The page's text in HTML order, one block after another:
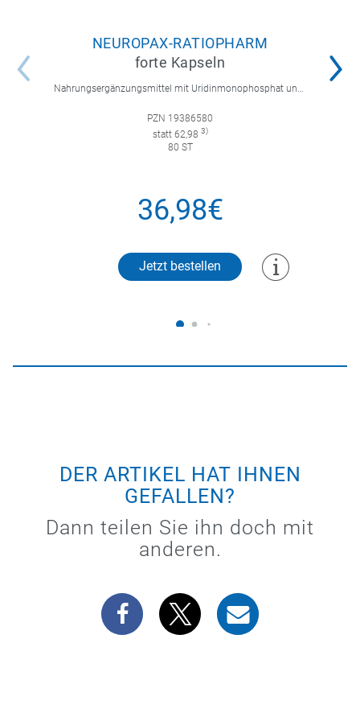
NEUROPAX-RATIOPHARM
forte Kapseln
Nahrungsergänzungsmittel mit Uridinmonophosphat und B-Vitaminen zur Unterstützung der Nervenregeneration.
PZN 19386580
statt 62,98 3)
80 ST
36,98€
Jetzt bestellen
DER ARTIKEL HAT IHNEN
GEFALLEN?
Dann teilen Sie ihn doch mit
anderen.